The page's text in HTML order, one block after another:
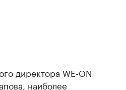
директора WE-ON
наиболее